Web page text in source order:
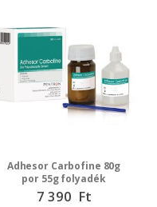
Adhesor Carbofine 80g
por 55g folyadék
7 390 Ft